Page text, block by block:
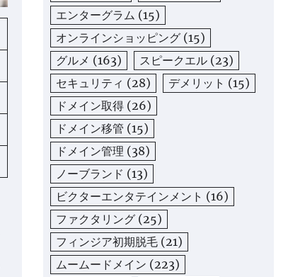
エンターグラム (15)
オンラインショッピング (15)
グルメ (163) スピークエル (23)
セキュリティ (28) デメリット (15)
ドメイン取得 (26)
ドメイン移管 (15)
ドメイン管理 (38)
ノーブランド (13)
ビクターエンタテインメント (16)
ファクタリング (25)
フィンジア初期脱毛 (21)
ムームードメイン (223)